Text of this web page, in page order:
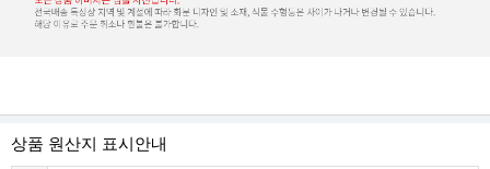
상품 원산지 표시안내